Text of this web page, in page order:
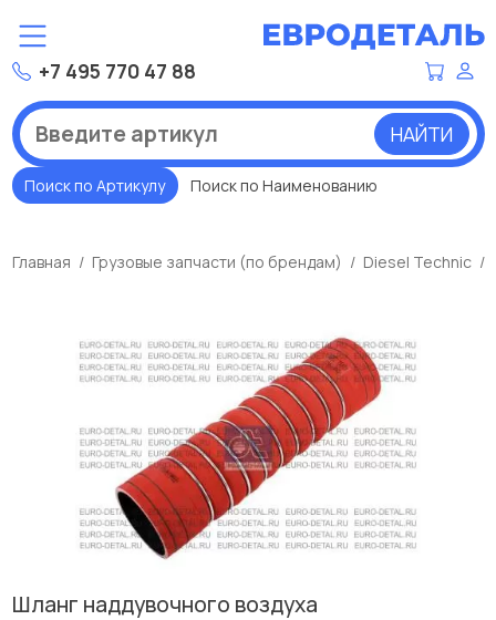
+7 495 770 47 88
НАЙТИ
Поиск по Артикулу Поиск по Наименованию
Главная Грузовые запчасти (по брендам) Diesel Technic
Шланг наддувочного воздуха